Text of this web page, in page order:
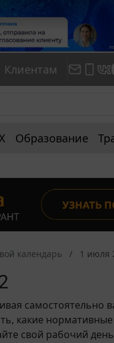
Клиентам
Образование
календарь 1 июля
самостоятельно
какие
свой рабочий